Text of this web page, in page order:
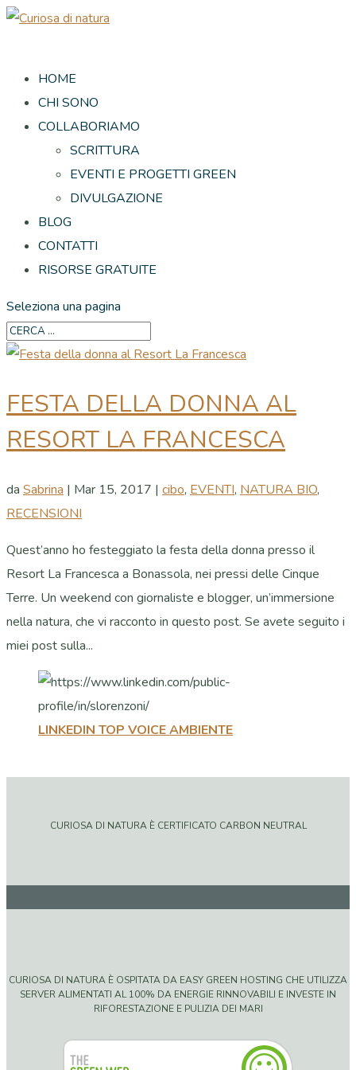
HOME
CHI SONO
COLLABORIAMO
SCRITTURA
EVENTI E PROGETTI GREEN
DIVULGAZIONE
BLOG
CONTATTI
RISORSE GRATUITE
Seleziona una pagina
FESTA DELLA DONNA AL
RESORT LA FRANCESCA
da Sabrina | Mar 15, 2017 | cibo, EVENTI, NATURA BIO,
RECENSIONI
Quest’anno ho festeggiato la festa della donna presso il
Resort La Francesca a Bonassola, nei pressi delle Cinque
Terre. Un weekend con giornaliste e blogger, un’immersione
nella natura, che vi racconto in questo post. Se avete seguito i
miei post sulla...
LINKEDIN TOP VOICE AMBIENTE
CURIOSA DI NATURA È CERTIFICATO CARBON NEUTRAL
CURIOSA DI NATURA È OSPITATA DA EASY GREEN HOSTING CHE UTILIZZA
SERVER ALIMENTATI AL 100% DA ENERGIE RINNOVABILI E INVESTE IN
RIFORESTAZIONE E PULIZIA DEI MARI